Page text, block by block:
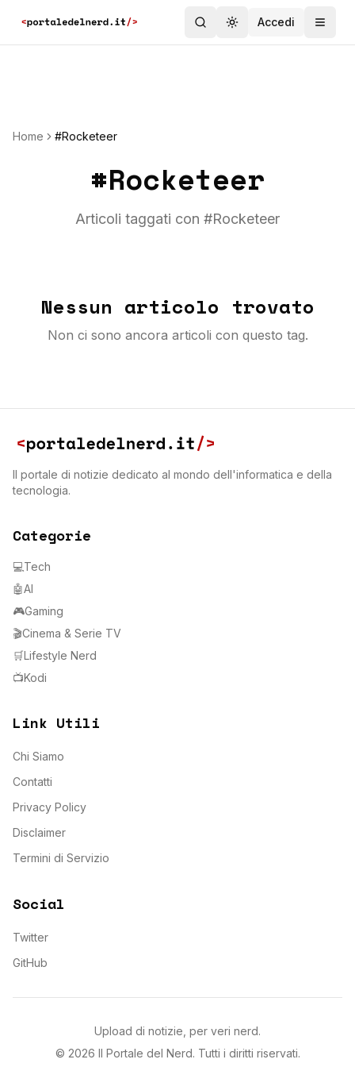
Toggle theme
Accedi
Home #Rocketeer
#Rocketeer
Articoli taggati con #Rocketeer
Nessun articolo trovato
Non ci sono ancora articoli con questo tag.
Il portale di notizie dedicato al mondo dell'informatica e della
tecnologia.
Categorie
💻Tech
🤖AI
🎮Gaming
🎬Cinema & Serie TV
🛒Lifestyle Nerd
📺Kodi
Link Utili
Chi Siamo
Contatti
Privacy Policy
Disclaimer
Termini di Servizio
Social
Twitter
GitHub
Upload di notizie, per veri nerd.
© 2026 Il Portale del Nerd. Tutti i diritti riservati.